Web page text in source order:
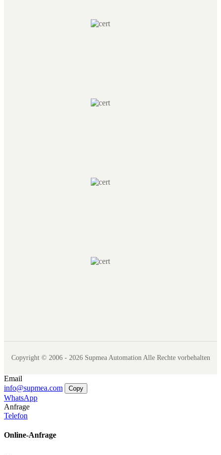
Copyright © 2006 - 2026 Supmea Automation Alle Rechte vorbehalten
Email
info@supmea.com
Copy
WhatsApp
Anfrage
Telefon
Online-Anfrage